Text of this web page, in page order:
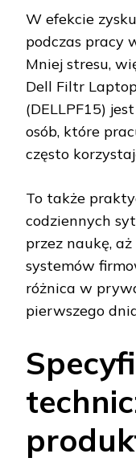
W efekcie
podczas pracy
Mniej stresu,
Dell Filtr
(DELLPF15)
osób, które
często
To także
codziennych
przez naukę,
systemów
różnica w
pierwszego